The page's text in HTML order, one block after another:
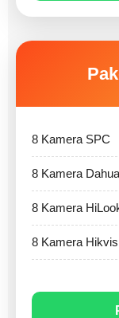
8 Kamera SPC
8 Kamera Dahua
8 Kamera
8 Kamera